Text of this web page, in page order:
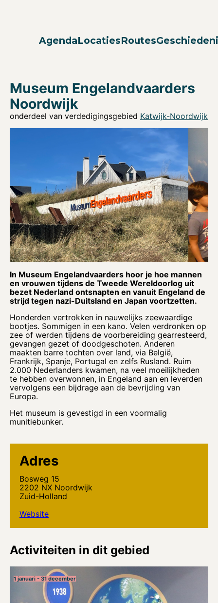
AgendaLocatiesRoutes
Museum Engelandvaarders
Noordwijk
onderdeel van verdedigingsgebied Katwijk-Noordwijk
In Museum Engelandvaarders hoor je hoe mannen
en vrouwen tijdens de Tweede Wereldoorlog uit
bezet Nederland ontsnapten en vanuit Engeland de
strijd tegen nazi-Duitsland en Japan voortzetten.
Honderden vertrokken in nauwelijks zeewaardige
bootjes. Sommigen in een kano. Velen verdronken op
zee of werden tijdens de voorbereiding gearresteerd,
gevangen gezet of doodgeschoten. Anderen
maakten barre tochten over land, via België,
Frankrijk, Spanje, Portugal en zelfs Rusland. Ruim
2.000 Nederlanders kwamen, na veel moeilijkheden
te hebben overwonnen, in Engeland aan en leverden
vervolgens een bijdrage aan de bevrijding van
Europa.
Het museum is gevestigd in een voormalig
munitiebunker.
Adres
Bosweg 15
2202 NX Noordwijk
Zuid-Holland
Website
Activiteiten in dit gebied
1 januari - 31 december